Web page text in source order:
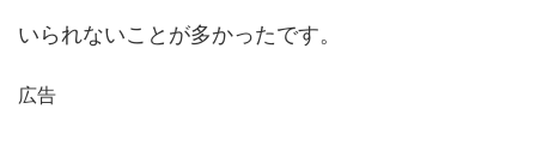
いられないことが多かったです。
広告